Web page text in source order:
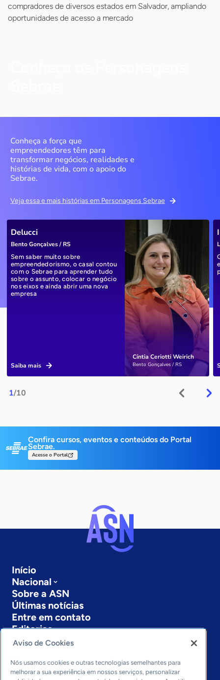
compradores de diversos estados em Salvador, ampliando
oportunidades de acesso a mercado
Conheça a força que
empreendedores têm para
transformar negócios, realidades e
histórias de vida, com o apoio do
Sebrae.
Veja essa e mais histórias em Personagens Sebrae
1/10
Cíntia Ceriotti Weirich
Bento Gonçalves / RS
Delucci
Bento Gonçalves / RS
Sem saber muito sobre
empreendedorismo, o casal contou
com o Sebrae para aprender tudo
sobre o assunto, colocar o negócio
nos eixos e ainda abrir uma nova
empresa
Saiba mais
Confira cursos, eventos e conteúdos do Portal
Sebrae.
Acesse o Portal
Início
Nacional
Sobre a ASN
Últimas notícias
Entre em contato
Editorias
Economia & Política
Inovação & Tecnologia
Cultura empreendedora
Aviso de Cookies
Nós usamos cookies e outras tecnologias semelhantes para
melhorar a sua experiência em nossos serviços, personalizar